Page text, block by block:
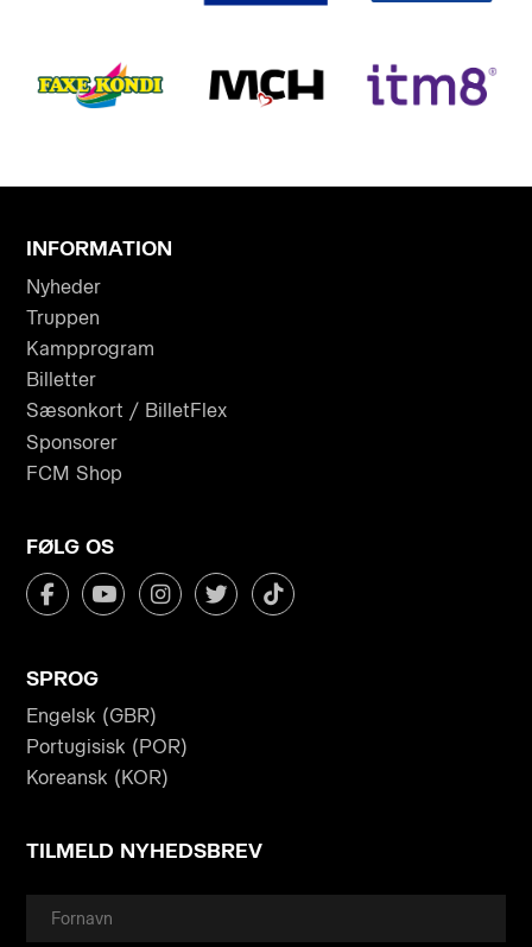
INFORMATION
Nyheder
Truppen
Kampprogram
Billetter
Sæsonkort / BilletFlex
Sponsorer
FCM Shop
FØLG OS
SPROG
Engelsk (GBR)
Portugisisk (POR)
Koreansk (KOR)
TILMELD NYHEDSBREV